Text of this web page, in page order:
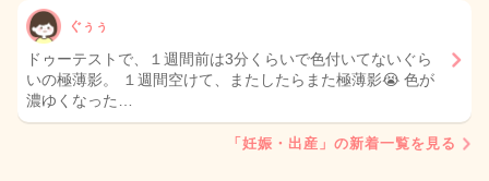
ぐぅぅ
ドゥーテストで、１週間前は3分くらいで色付いてないぐら
いの極薄影。 １週間空けて、またしたらまた極薄影😭 色が
濃ゆくなった…
「妊娠・出産」の新着一覧を見る